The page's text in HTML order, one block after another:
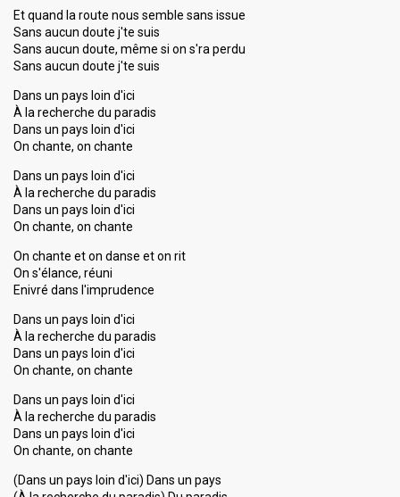
Et quand la route nous semble sans issue
Sans aucun doute j'te suis
Sans aucun doute, même si on s'ra perdu
Sans aucun doute j'te suis
Dans un pays loin d'ici
À la recherche du paradis
Dans un pays loin d'ici
On chante, on chante
Dans un pays loin d'ici
À la recherche du paradis
Dans un pays loin d'ici
On chante, on chante
On chante et on danse et on rit
On s'élance, réuni
Enivré dans l'imprudence
Dans un pays loin d'ici
À la recherche du paradis
Dans un pays loin d'ici
On chante, on chante
Dans un pays loin d'ici
À la recherche du paradis
Dans un pays loin d'ici
On chante, on chante
(Dans un pays loin d'ici) Dans un pays